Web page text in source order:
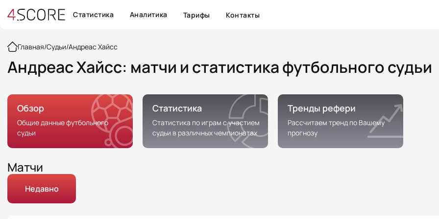
Статистика Аналитика Тарифы Контакты
Главная/Судьи/Андреас Хайсс
Андреас Хайсс: матчи и статистика футбольного судьи
Обзор
Общие данные футбольного
судьи
Статистика
Статистика по играм с участием
судьи в различных чемпионатах
Тренды рефери
Рассчитаем тренд по Вашему
прогнозу
Матчи
Недавно